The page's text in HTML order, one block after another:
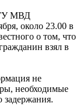
ГУ МВД
около 23.00 в
о том, что
взял в
не
необходимые
задержания.